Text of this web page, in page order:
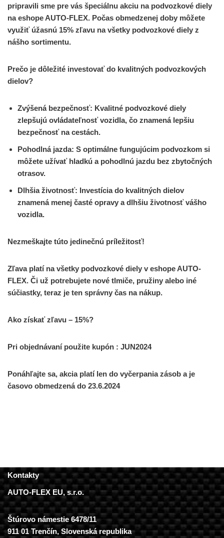
pripravili sme pre vás špeciálnu akciu na podvozkové diely
na eshope AUTO-FLEX. Počas obmedzenej doby môžete
využiť úžasnú 15% zľavu na všetky podvozkové diely z
nášho sortimentu.
Prečo je dôležité investovať do kvalitných podvozkových
dielov?
Zvýšená bezpečnosť: Kvalitné podvozkové diely
zlepšujú ovládateľnosť vozidla, čo znamená lepšiu
bezpečnosť na cestách.
Pohodlná jazda: S optimálne fungujúcim podvozkom si
môžete užívať hladkú a pohodlnú jazdu bez zbytočných
otrasov.
Dlhšia životnosť: Investícia do kvalitných dielov
znamená menej časté opravy a dlhšiu životnosť vášho
vozidla.
Nezmeškajte túto jedinečnú príležitosť!
Zľava platí na všetky podvozkové diely v eshope AUTO-
FLEX. Či už potrebujete nové tlmiče, pružiny alebo iné
súčiastky, teraz je ten správny čas na nákup.
Ako získať zľavu – 15%?
Pri objednávaní použite kupón : JUN2024
Ponáhľajte sa, akcia platí len do vyčerpania zásob a je
časovo obmedzená do 23.6.2024
Kontakty
AUTO-FLEX EU, s.r.o.
Štúrovo námestie 6478/11
911 01 Trenčín, Slovenská republika